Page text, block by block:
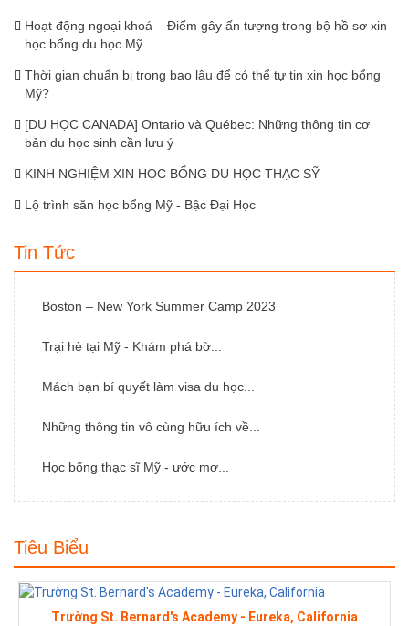
Hoạt động ngoại khoá – Điểm gây ấn tượng trong bộ hồ sơ xin
học bổng du học Mỹ
Thời gian chuẩn bị trong bao lâu để có thể tự tin xin học bổng
Mỹ?
[DU HỌC CANADA] Ontario và Québec: Những thông tin cơ
bản du học sinh cần lưu ý
KINH NGHIỆM XIN HỌC BỔNG DU HỌC THẠC SỸ
Lộ trình săn học bổng Mỹ - Bậc Đại Học
Tin Tức
Boston – New York Summer Camp 2023
Trại hè tại Mỹ - Khám phá bờ...
Mách bạn bí quyết làm visa du học...
Những thông tin vô cùng hữu ích về...
Học bổng thạc sĩ Mỹ - ước mơ...
Tiêu Biểu
Trường St. Bernard's Academy - Eureka, California